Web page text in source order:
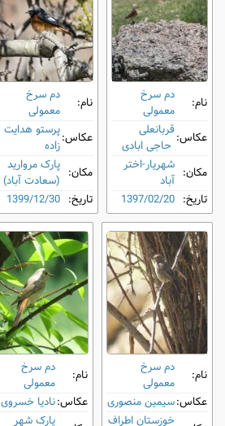
نام:
دم‌ سرخ
معمولی
عکاس:قربانعلی
حاجی ابادی
مکان: شهریار-اختر
آباد
تاریخ: 1397/02/20
نام:
دم‌ سرخ
معمولی
عکاس:پرستو هدایت
زاده
مکان: پارک مروارید
(سعادت آباد)
تاریخ: 1399/12/30
نام:
دم‌ سرخ
معمولی
عکاس:سیمین منصوری
خوزستان اطراف
نام:
دم‌ سرخ
معمولی
عکاس:نادیا خسروی
پارک شهر